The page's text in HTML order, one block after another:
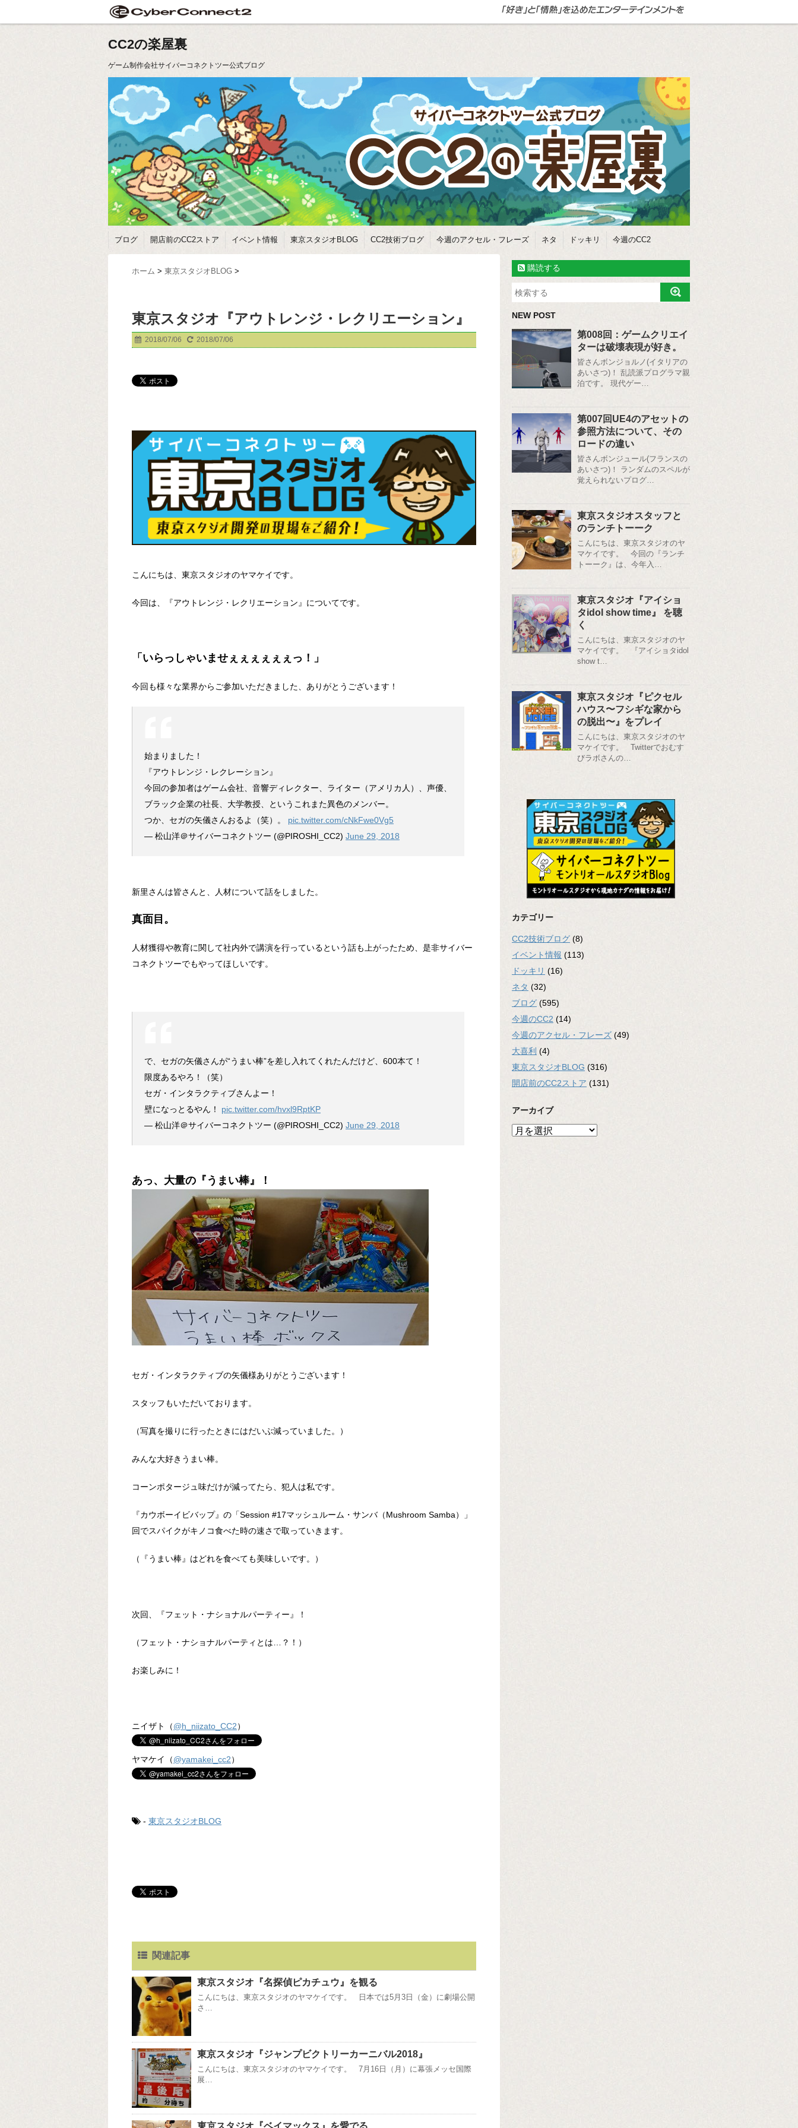
CC2の楽屋裏
ゲーム制作会社サイバーコネクトツー公式ブログ
ブログ 開店前のCC2ストア イベント情報 東京スタジオBLOG CC2技術ブログ 今週のアクセル・フレーズ ネタ ドッキリ 今週のCC2
ホーム > 東京スタジオBLOG >
東京スタジオ『アウトレンジ・レクリエーション』
2018/07/06 2018/07/06
こんにちは、東京スタジオのヤマケイです。
今回は、『アウトレンジ・レクリエーション』についてです。
「いらっしゃいませぇぇぇぇぇぇっ！」
今回も様々な業界からご参加いただきました、ありがとうございます！
始まりました！
『アウトレンジ・レクレーション』
今回の参加者はゲーム会社、音響ディレクター、ライター（アメリカ人）、声優、
ブラック企業の社長、大学教授、というこれまた異色のメンバー。
つか、セガの矢儀さんおるよ（笑）。 pic.twitter.com/cNkFwe0Vg5
— 松山洋＠サイバーコネクトツー (@PIROSHI_CC2) June 29, 2018
新里さんは皆さんと、人材について話をしました。
真面目。
人材獲得や教育に関して社内外で講演を行っているという話も上がったため、是非サイバー
コネクトツーでもやってほしいです。
で、セガの矢儀さんが“うまい棒”を差し入れてくれたんだけど、600本て！
限度あるやろ！（笑）
セガ・インタラクティブさんよー！
壁になっとるやん！ pic.twitter.com/hvxl9RptKP
— 松山洋＠サイバーコネクトツー (@PIROSHI_CC2) June 29, 2018
あっ、大量の『うまい棒』！
セガ・インタラクティブの矢儀様ありがとうございます！
スタッフもいただいております。
（写真を撮りに行ったときにはだいぶ減っていました。）
みんな大好きうまい棒。
コーンポタージュ味だけが減ってたら、犯人は私です。
『カウボーイビバップ』の「Session #17マッシュルーム・サンバ（Mushroom Samba）」
回でスパイクがキノコ食べた時の速さで取っていきます。
（『うまい棒』はどれを食べても美味しいです。）
次回、『フェット・ナショナルパーティー』！
（フェット・ナショナルパーティとは…？！）
お楽しみに！
ニイザト（@h_niizato_CC2）
ヤマケイ（@yamakei_cc2）
- 東京スタジオBLOG
関連記事
東京スタジオ『名探偵ピカチュウ』を観る
こんにちは、東京スタジオのヤマケイです。 日本では5月3日（金）に劇場公開
さ…
東京スタジオ『ジャンプビクトリーカーニバル2018』
こんにちは、東京スタジオのヤマケイです。 7月16日（月）に幕張メッセ国際
展…
購読する
NEW POST
第008回：ゲームクリエイ
ターは破壊表現が好き。
皆さんボンジョルノ(イタリアの
あいさつ)！ 乱読派プログラマ親
泊です。 現代ゲー…
第007回UE4のアセットの
参照方法について、その
ロードの違い
皆さんボンジュール(フランスの
あいさつ)！ ランダムのスペルが
覚えられないプログ…
東京スタジオスタッフと
のランチトーーク
こんにちは、東京スタジオのヤ
マケイです。 今回の『ランチ
トーーク』は、今年入…
東京スタジオ『アイショ
タidol show time』 を聴
く
こんにちは、東京スタジオのヤ
マケイです。 『アイショタidol
show t…
東京スタジオ『ピクセル
ハウス〜フシギな家から
の脱出〜』をプレイ
こんにちは、東京スタジオのヤ
マケイです。 Twitterでおむす
びラボさんの…
カテゴリー
CC2技術ブログ (8)
イベント情報 (113)
ドッキリ (16)
ネタ (32)
ブログ (595)
今週のCC2 (14)
今週のアクセル・フレーズ (49)
大喜利 (4)
東京スタジオBLOG (316)
開店前のCC2ストア (131)
アーカイブ
ア